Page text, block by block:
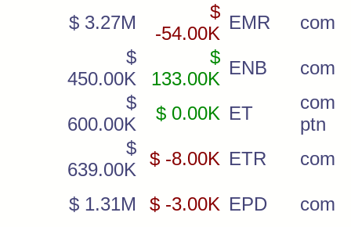
$ 3.27M
$
-54.00K
EMR
com
$
450.00K
$
133.00K
ENB
com
$
600.00K
$ 0.00K ET
com
ptn
$
639.00K
$ -8.00K ETR com
$ 1.31M $ -3.00K EPD com